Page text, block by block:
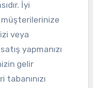
İyi
müşterilerinize
veya
yapmanızı
gelir